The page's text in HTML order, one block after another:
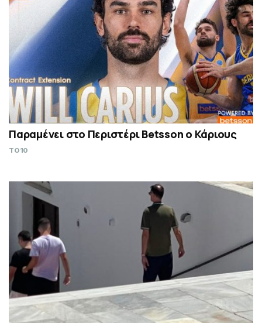
Παραμένει στο Περιστέρι Betsson ο Κάριους
TO10